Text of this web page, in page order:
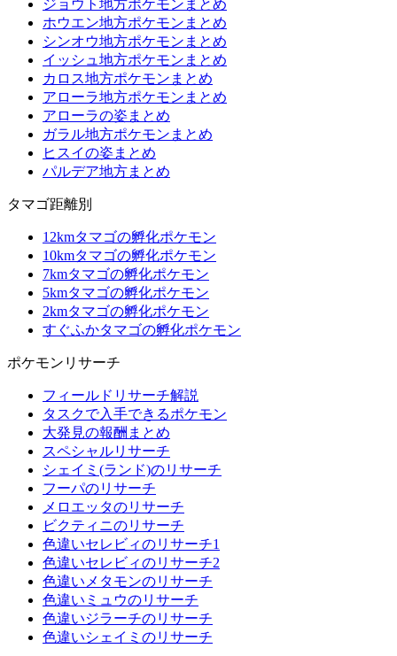
ジョウト地方ポケモンまとめ
ホウエン地方ポケモンまとめ
シンオウ地方ポケモンまとめ
イッシュ地方ポケモンまとめ
カロス地方ポケモンまとめ
アローラ地方ポケモンまとめ
アローラの姿まとめ
ガラル地方ポケモンまとめ
ヒスイの姿まとめ
パルデア地方まとめ
タマゴ距離別
12kmタマゴの孵化ポケモン
10kmタマゴの孵化ポケモン
7kmタマゴの孵化ポケモン
5kmタマゴの孵化ポケモン
2kmタマゴの孵化ポケモン
すぐふかタマゴの孵化ポケモン
ポケモンリサーチ
フィールドリサーチ解説
タスクで入手できるポケモン
大発見の報酬まとめ
スペシャルリサーチ
シェイミ(ランド)のリサーチ
フーパのリサーチ
メロエッタのリサーチ
ビクティニのリサーチ
色違いセレビィのリサーチ1
色違いセレビィのリサーチ2
色違いメタモンのリサーチ
色違いミュウのリサーチ
色違いジラーチのリサーチ
色違いシェイミのリサーチ